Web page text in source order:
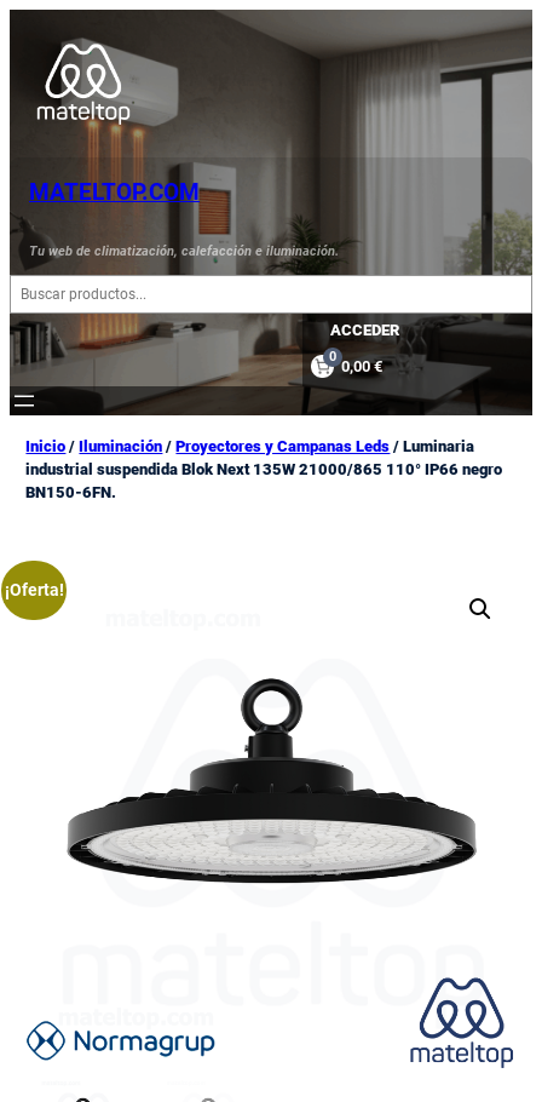
contenido
MATELTOP.COM
Tu web de climatización, calefacción e iluminación.
s
a
ACCEDER
0 0,00 €
Inicio /Iluminación /Proyectores y Campanas Leds / Luminaria
industrial suspendida Blok Next 135W 21000/865 110° IP66 negro
BN150-6FN.
¡Oferta!